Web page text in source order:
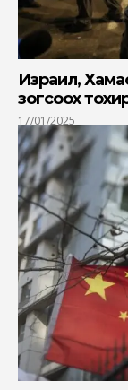
Израил,
зогсоох
17/01/2025